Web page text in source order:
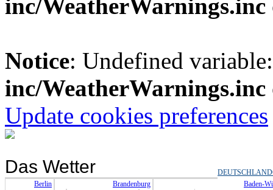
inc/WeatherWarnings.inc
Notice: Undefined
inc/WeatherWarnings.inc
Update cookies preferences
Das Wetter DEUTSCHLAND
Berlin
Brandenburg
Baden-